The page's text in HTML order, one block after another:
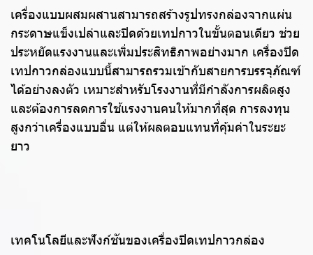
เครื่องแบบผสมผสานสามารถสร้างรูปทรงกล่องจากแผ่น
กระดาษแข็งเปล่าและปิดด้วยเทปกาวในขั้นตอนเดียว ช่วย
ประหยัดแรงงานและเพิ่มประสิทธิภาพอย่างมาก เครื่องปิด
เทปกาวกล่องแบบนี้สามารถรวมเข้ากับสายการบรรจุภัณฑ์
ได้อย่างลงตัว เหมาะสำหรับโรงงานที่มีกำลังการผลิตสูง
และต้องการลดการใช้แรงงานคนให้มากที่สุด การลงทุน
สูงกว่าเครื่องแบบอื่น แต่ให้ผลตอบแทนที่คุ้มค่าในระยะ
ยาว
เทคโนโลยีและฟังก์ชันของเครื่องปิดเทปกาวกล่อง